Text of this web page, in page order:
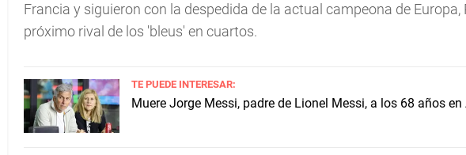
Francia y siguieron con la despedida de la actual campeona de
próximo rival de los 'bleus' en cuartos.
TE PUEDE INTERESAR:
Muere Jorge Messi, padre de Lionel Messi, a los 68 años en